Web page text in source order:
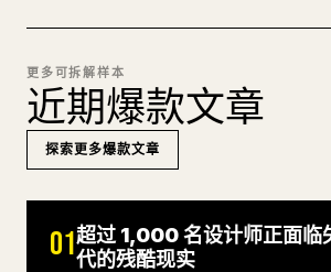
更多可拆解样本
近期爆款文章
探索更多爆款文章
01超过 1,000 名设计师正面临
代的残酷现实